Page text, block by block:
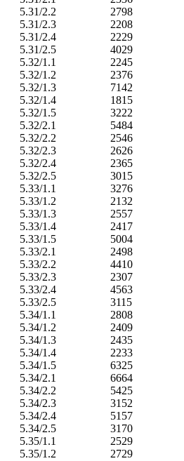
5.31/2.2
2798
5.31/2.3
2208
5.31/2.4
2229
5.31/2.5
4029
5.32/1.1
2245
5.32/1.2
2376
5.32/1.3
7142
5.32/1.4
1815
5.32/1.5
3222
5.32/2.1
5484
5.32/2.2
2546
5.32/2.3
2626
5.32/2.4
2365
5.32/2.5
3015
5.33/1.1
3276
5.33/1.2
2132
5.33/1.3
2557
5.33/1.4
2417
5.33/1.5
5004
5.33/2.1
2498
5.33/2.2
4410
5.33/2.3
2307
5.33/2.4
4563
5.33/2.5
3115
5.34/1.1
2808
5.34/1.2
2409
5.34/1.3
2435
5.34/1.4
2233
5.34/1.5
6325
5.34/2.1
6664
5.34/2.2
5425
5.34/2.3
3152
5.34/2.4
5157
5.34/2.5
3170
5.35/1.1
2529
5.35/1.2
2729